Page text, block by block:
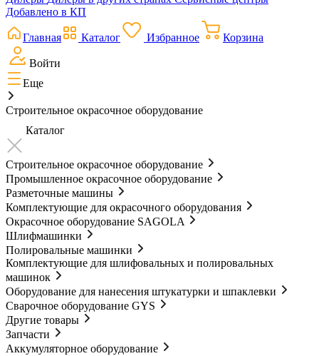
Добавлено в КП
Главная Каталог Избранное Корзина
Войти
Еще
Строительное окрасочное оборудование
Каталог
Строительное окрасочное оборудование
Промышленное окрасочное оборудование
Разметочные машины
Комплектующие для окрасочного оборудования
Окрасочное оборудование SAGOLA
Шлифмашинки
Полировальные машинки
Комплектующие для шлифовальных и полировальных
машинок
Оборудование для нанесения штукатурки и шпаклевки
Сварочное оборудование GYS
Другие товары
Запчасти
Аккумуляторное оборудование